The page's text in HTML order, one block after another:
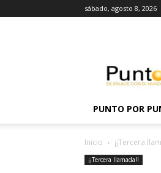
sábado, agosto 8, 2026
PUNTO POR
Inicio ¡¡Tercera
¡¡Tercera llamada!!